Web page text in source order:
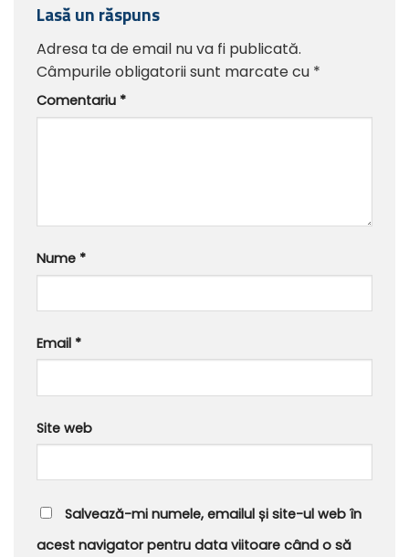
Lasă un răspuns
Adresa ta de email nu va fi publicată.
Câmpurile obligatorii sunt marcate cu *
Comentariu *
Nume *
Email *
Site web
Salvează-mi numele, emailul și site-ul web în
acest navigator pentru data viitoare când o să